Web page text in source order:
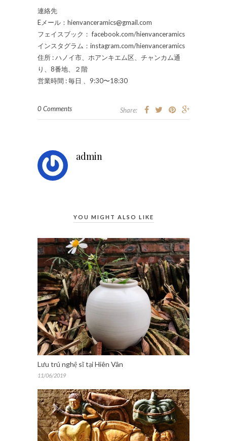
連絡先
Eメール： hienvanceramics@gmail.com
フェイスブック： facebook.com/hienvanceramics
インスタグラム：instagram.com/hienvanceramics
住所 : ハノイ市、ホアンキエム区、チャンカム通
り、8番地、２階
営業時間 : 毎日 、9:30〜18:30
0 Comments Share:
admin
YOU MIGHT ALSO LIKE
Lưu trú nghệ sĩ tại Hiên Vân
11/06/2019